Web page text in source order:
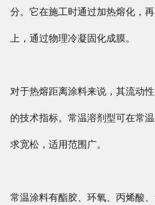
分。它在施工时通过加热熔化，
上，通过物理冷凝固化成膜。
对于热熔距离涂料来说，其流动
的技术指标。常温溶剂型可在常
求宽松，适用范围广。
常温涂料有酯胶、环氧、丙烯酸